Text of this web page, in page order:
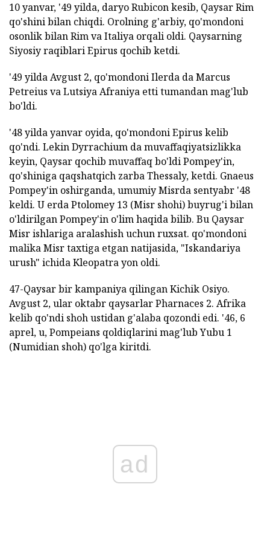
10 yanvar, '49 yilda, daryo Rubicon kesib, Qaysar Rim
qo'shini bilan chiqdi. Orolning g'arbiy, qo'mondoni
osonlik bilan Rim va Italiya orqali oldi. Qaysarning
Siyosiy raqiblari Epirus qochib ketdi.
'49 yilda Avgust 2, qo'mondoni Ilerda da Marcus
Petreius va Lutsiya Afraniya etti tumandan mag'lub
bo'ldi.
'48 yilda yanvar oyida, qo'mondoni Epirus kelib
qo'ndi. Lekin Dyrrachium da muvaffaqiyatsizlikka
keyin, Qaysar qochib muvaffaq bo'ldi Pompey'in,
qo'shiniga qaqshatqich zarba Thessaly, ketdi. Gnaeus
Pompey'in oshirganda, umumiy Misrda sentyabr '48
keldi. U erda Ptolomey 13 (Misr shohi) buyrug'i bilan
o'ldirilgan Pompey'in o'lim haqida bilib. Bu Qaysar
Misr ishlariga aralashish uchun ruxsat. qo'mondoni
malika Misr taxtiga etgan natijasida, "Iskandariya
urush" ichida Kleopatra yon oldi.
47-Qaysar bir kampaniya qilingan Kichik Osiyo.
Avgust 2, ular oktabr qaysarlar Pharnaces 2. Afrika
kelib qo'ndi shoh ustidan g'alaba qozondi edi. '46, 6
aprel, u, Pompeians qoldiqlarini mag'lub Yubu 1
(Numidian shoh) qo'lga kiritdi.
ad